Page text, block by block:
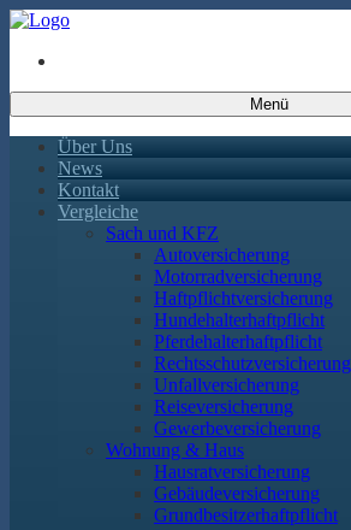
Menü
Über Uns
News
Kontakt
Vergleiche
Sach und KFZ
Autoversicherung
Motorradversicherung
Haftpflichtversicherung
Hundehalterhaftpflicht
Pferdehalterhaftpflicht
Rechtsschutzversicherung
Unfallversicherung
Reiseversicherung
Gewerbeversicherung
Wohnung & Haus
Hausratversicherung
Gebäudeversicherung
Grundbesitzerhaftpflicht